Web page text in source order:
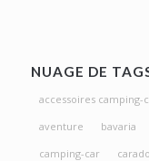
NUAGE DE
accessoires camping-
aventure
bavaria
camping-car
carado